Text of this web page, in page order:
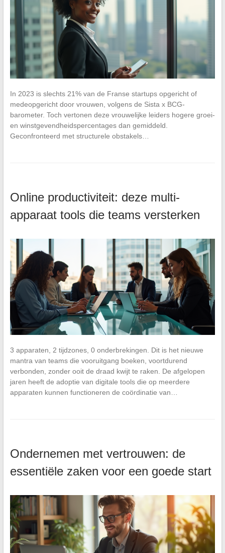
In 2023 is slechts 21% van de Franse startups opgericht of
medeopgericht door vrouwen, volgens de Sista x BCG-
barometer. Toch vertonen deze vrouwelijke leiders hogere groei-
en winstgevendheidspercentages dan gemiddeld.
Geconfronteerd met structurele obstakels…
Online productiviteit: deze multi-
apparaat tools die teams versterken
3 apparaten, 2 tijdzones, 0 onderbrekingen. Dit is het nieuwe
mantra van teams die vooruitgang boeken, voortdurend
verbonden, zonder ooit de draad kwijt te raken. De afgelopen
jaren heeft de adoptie van digitale tools die op meerdere
apparaten kunnen functioneren de coördinatie van…
Ondernemen met vertrouwen: de
essentiële zaken voor een goede start